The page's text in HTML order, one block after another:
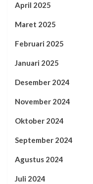
April 2025
Maret 2025
Februari 2025
Januari 2025
Desember 2024
November 2024
Oktober 2024
September 2024
Agustus 2024
Juli 2024